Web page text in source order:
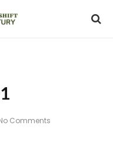
Comments